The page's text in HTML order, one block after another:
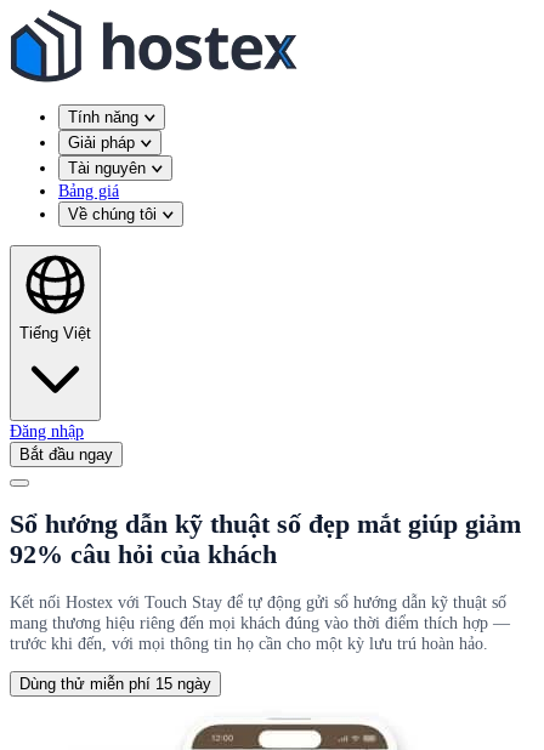
Tính năng
Giải pháp
Tài nguyên
Bảng giá
Về chúng tôi
Tiếng Việt
Đăng nhập
Bắt đầu ngay
Sổ hướng dẫn kỹ thuật số đẹp mắt giúp giảm
92% câu hỏi của khách
Kết nối Hostex với Touch Stay để tự động gửi sổ hướng dẫn kỹ thuật số
mang thương hiệu riêng đến mọi khách đúng vào thời điểm thích hợp —
trước khi đến, với mọi thông tin họ cần cho một kỳ lưu trú hoàn hảo.
Dùng thử miễn phí 15 ngày